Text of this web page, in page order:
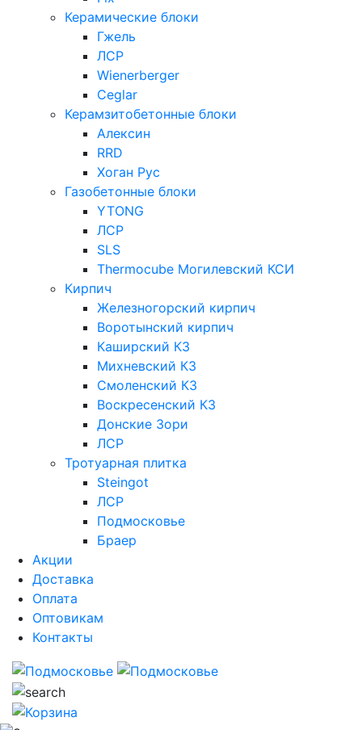
Керамические блоки
Гжель
ЛСР
Wienerberger
Ceglar
Керамзитобетонные блоки
Алексин
RRD
Хоган Рус
Газобетонные блоки
YTONG
ЛСР
SLS
Thermocube Могилевский КСИ
Кирпич
Железногорский кирпич
Воротынский кирпич
Каширский КЗ
Михневский КЗ
Смоленский КЗ
Воскресенский КЗ
Донские Зори
ЛСР
Тротуарная плитка
Steingot
ЛСР
Подмосковье
Браер
Акции
Доставка
Оплата
Оптовикам
Контакты